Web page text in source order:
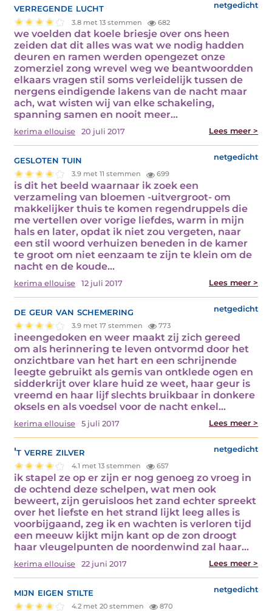
verregende lucht netgedicht
3.8 met 13 stemmen 682
we voelden dat koele briesje over ons heen
zeiden dat dit alles was wat we nodig hadden
deuren en ramen werden opengezet onze
zomerziel zong wrevel weg we beantwoordden
elkaars vragen stil soms verleidelijk tussen de
nergens eindigende lakens van de nacht maar
ach, wat wisten wij van elke schakeling,
spanning samen en nooit meer…
kerima ellouise 20 juli 2017 Lees meer >
gesloten tuin netgedicht
3.9 met 11 stemmen 699
is dit het beeld waarnaar ik zoek een
verzameling van bloemen -uitvergroot- om
makkelijker thuis te komen regendruppels die
me vertellen over vorige liefdes, warm in mijn
hals en later, opdat ik niet zou vergeten, naar
een stil woord verhuizen beneden in de kamer
te groot om niet eenzaam te zijn te klein om de
nacht en de koude…
kerima ellouise 12 juli 2017 Lees meer >
de geur van schemering netgedicht
3.9 met 17 stemmen 773
ineengedoken en weer maakt zij zich gereed
om als herinnering te leven ontvormd door het
onzichtbare van het hart en een schrijnende
leegte gebruikt als gemis van ontklede ogen en
sidderkrijt over klare huid ze weet, haar geur is
vreemd en haar lijf slechts bruikbaar in donkere
oksels en als voedsel voor de nacht enkel…
kerima ellouise 5 juli 2017 Lees meer >
't verre zilver netgedicht
4.1 met 13 stemmen 657
ik stapel ze op er zijn er nog genoeg zo vroeg in
de ochtend deze schelpen, wat men ook
beweert, zijn geruisloos het zand echter spreekt
over het liefste en het strand lijkt leeg alles is
voorbijgaand, zeg ik en wachten is verloren tijd
een meeuw kijkt mijn kant op de zon droogt
haar vleugelpunten de noordenwind zal haar…
kerima ellouise 22 juni 2017 Lees meer >
mijn eigen stilte netgedicht
4.2 met 20 stemmen 870